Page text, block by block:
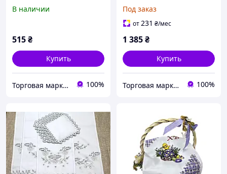
В наличии
515₴
Купить
Торговая марка "Світ вишивки" Рівненський виробник вишитих виробів 100%
Под заказ
от231 ₴/мес
1 385₴
Купить
Торговая марка "Світ вишивки" Рівненський виробник вишитих виробів 100%